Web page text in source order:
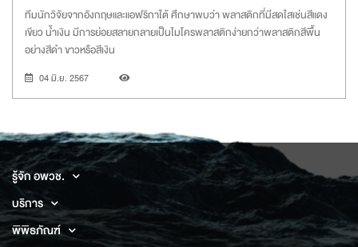
ทีมนักวิจัยจากอังกฤษและแอฟริกาใต้ ศึกษาพบว่า พลาสติกที่มีสดใสเช่นสีแดง
เขียว น้ำเงิน มีการย่อยสลายกลายเป็นไมโครพลาสติกง่ายกว่าพลาสติกสีพื้น
อย่างสีดำ ขาวหรือสีเงิน
04 มิ.ย. 2567
รู้จัก อพวช.
บริการ
พิพิธภัณฑ์